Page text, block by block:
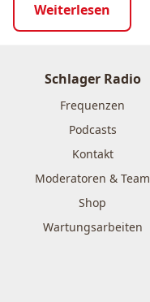
Weiterlesen
Schlager Radio
Frequenzen
Podcasts
Kontakt
Moderatoren & Team
Shop
Wartungsarbeiten